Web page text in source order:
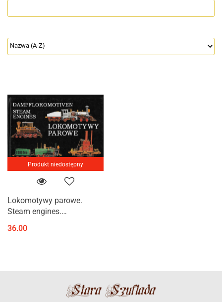
Produkt niedostępny
Lokomotywy parowe.
Steam engines.
36.00